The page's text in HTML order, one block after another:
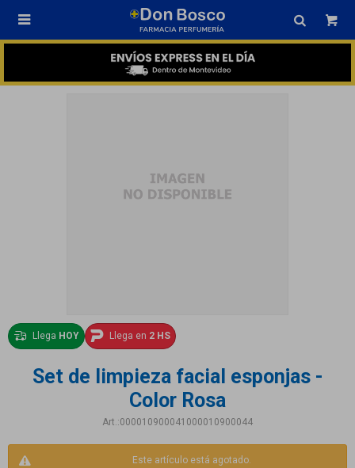

Llega HOY Llega en 2 HS
Set de limpieza facial esponjas -
Color Rosa
000010900041000010900044
Este artículo está agotado.